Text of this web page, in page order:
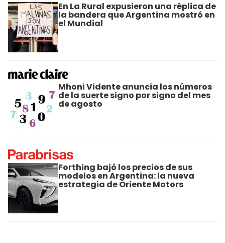
En La Rural expusieron una réplica de
la bandera que Argentina mostró en
el Mundial
Mhoni Vidente anuncia los números
de la suerte signo por signo del mes
de agosto
Forthing bajó los precios de sus
modelos en Argentina: la nueva
estrategia de Oriente Motors